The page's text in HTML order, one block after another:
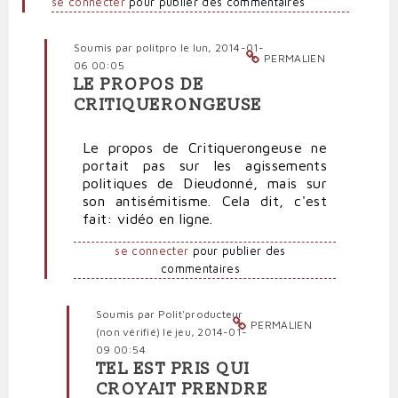
PERMALIEN
Soumis par politpro le lun, 2014-01-
06 00:05
En
réponse
Dieudonné
agent
de
l'Iran
par
LE PROPOS DE
CRITIQUERONGEUSE
Le propos de Critiquerongeuse ne
portait pas sur les agissements
politiques de Dieudonné, mais sur
son antisémitisme. Cela dit, c'est
fait: vidéo en ligne.
se connecter pour publier des
commentaires
PERMALIEN
Soumis par Polit'producteur
(non vérifié) le jeu, 2014-01-
09 00:54
En
TEL EST PRIS QUI
CROYAIT PRENDRE